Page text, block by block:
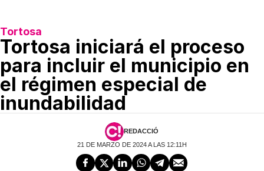
Tortosa
Tortosa iniciará el proceso
para incluir el municipio en
el régimen especial de
inundabilidad
REDACCIÓ
21 DE MARZO DE 2024 A LAS 12:11H